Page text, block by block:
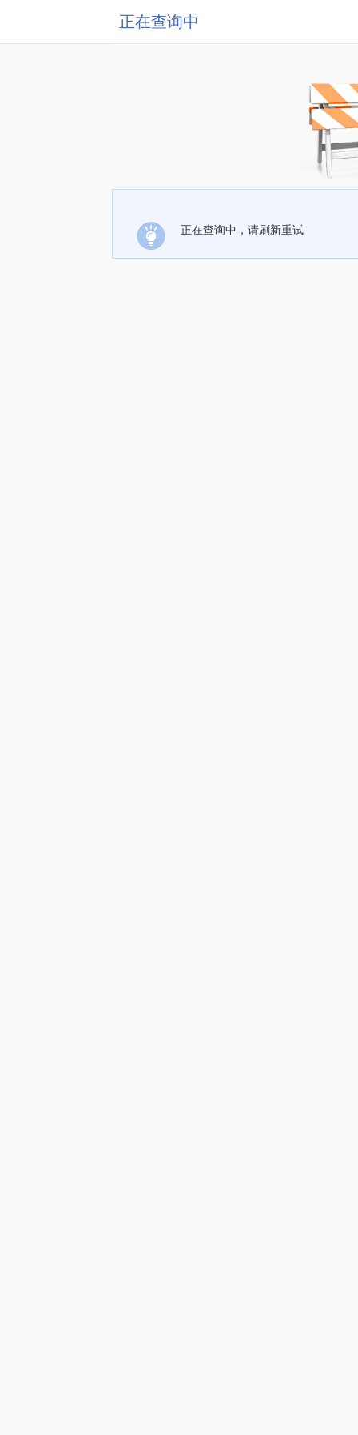
正在查询中
正在查询中，请刷新重试